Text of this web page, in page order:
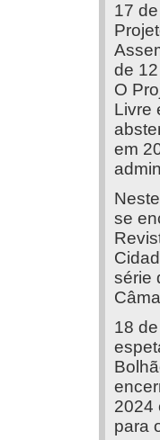
17
de
O
Livre
em
se
série
18
2024
para